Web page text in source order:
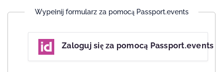
Wypełnij formularz za pomocą Passport.events
Zaloguj się za pomocą Passport.events